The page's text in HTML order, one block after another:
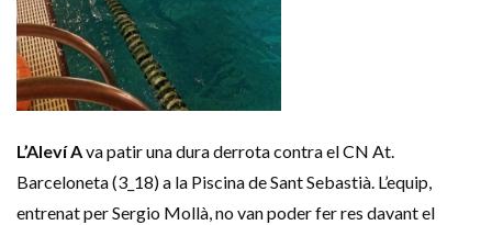
L’Aleví Ava patir una dura derrota contra el CN At.
Barceloneta (3_18) a la Piscina de Sant Sebastià. L’equip,
entrenat per Sergio Mollà, no van poder fer res davant el